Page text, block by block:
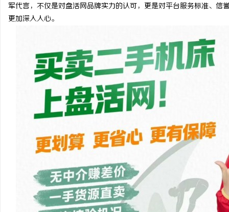
军代言，不仅是对盘活网品牌实力的认可，更是对平台服务标准、
更加深入人心。